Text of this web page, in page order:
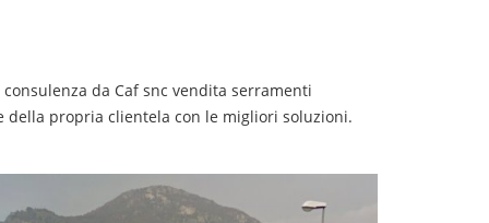
da Caf snc vendita serramenti
della propria clientela con le migliori soluzioni.